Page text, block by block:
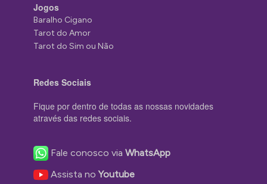
Jogos
Baralho Cigano
Tarot do Amor
Tarot do Sim ou Não
Redes Sociais
Fique por dentro de todas as nossas novidades
através das redes sociais.
Fale conosco viaWhatsApp
Assista noYoutube